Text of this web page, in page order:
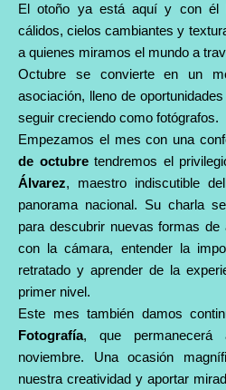
El otoño ya está aquí y con él
cálidos, cielos cambiantes y
a quienes miramos el mundo a
Octubre se convierte en un
asociación, lleno de
seguir creciendo como fotógrafos.
Empezamos el mes con una
de octubretendremos el
Álvarez, maestro indiscutible
panorama nacional. Su charla
para descubrir nuevas formas
con la cámara, entender la
retratado y aprender de la
primer nivel.
Este mes también damos
Fotografía, que
noviembre. Una ocasión
nuestra creatividad y aportar